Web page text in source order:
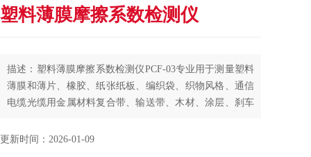
塑料薄膜摩擦系数检测仪
描述：塑料薄膜摩擦系数检测仪PCF-03专业用于测量塑料
薄膜和薄片、橡胶、纸张纸板、编织袋、织物风格、通信
电缆光缆用金属材料复合带、输送带、木材、涂层、刹车
定。
更新时间：2026-01-09